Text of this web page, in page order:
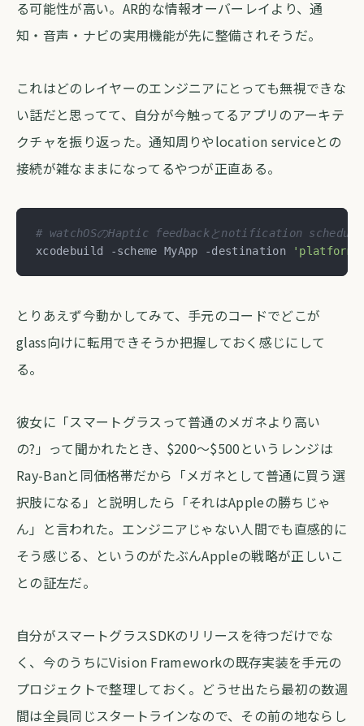
る可能性が高い。AR的な情報オーバーレイより、通
知・音声・ナビの実用機能が先に整備されそうだ。
これはどのレイヤーのエンジニアにとっても無視できな
い話だと思ってて、自分が今触ってるアプリのアーキテ
クチャを振り返った。通知周りやlocation serviceとの
接続が雑なままになってるやつが正直ある。
# watchOSのHaptic feedbackとnotification scheduling
xcodebuild -scheme MyApp -destination
とりあえず今動かしてみて、手元のコードでどこが
glass向けに転用できそうか把握しておく感じにして
る。
彼女に「スマートグラスって普通のメガネより高い
の?」って聞かれたとき、$200〜$500というレンジは
Ray-Banと同価格帯だから「メガネとして普通に買う選
択肢になる」と説明したら「それはAppleの勝ちじゃ
ん」と言われた。エンジニアじゃない人間でも直感的に
そう感じる、というのがたぶんAppleの戦略が正しいこ
との証左だ。
自分がスマートグラスSDKのリリースを待つだけでな
く、今のうちにVision Frameworkの既存実装を手元の
プロジェクトで整理しておく。どうせ出たら最初の数週
間は全員同じスタートラインなので、その前の地ならし